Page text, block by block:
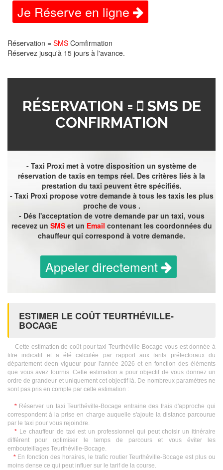
Je Réserve en ligne
Réservation = SMS Comfirmation
Réservez jusqu'à 15 jours à l'avance.
RÉSERVATION =
SMS DE
CONFIRMATION
- Taxi Proxi met à votre disposition un système de
réservation de taxis en temps réel. Des critères liés à la
prestation du taxi peuvent être spécifiés.
- Taxi Proxi propose votre demande à tous les taxis les plus
proche de vous .
- Dés l'acceptation de votre demande par un taxi, vous
recevez un SMSet un Email contenant les coordonnées du
chauffeur qui correspond à votre demande.
Appeler directement
ESTIMER LE COÛT TEURTHÉVILLE-
BOCAGE
Cette estimation de coût pour taxi Teurthéville-Bocage vous est donnée à
titre indicatif et a été calculée par rapport aux tarifs préfectoraux du
département deen vigueur pour l'année 2026 et en fonction des éléments
que vous avez fournis. Cette estimation a pour objectif de vous donnez un
ordre de grandeur et uniquement cet objectif là. De nombreux paramètres ne
sont pas pris en compte par cette estimation :
*Réserver un taxi Teurthéville-Bocage entraine des frais d'approche qui
correspondent à la prise en charge auquelle s'ajoute la distance parcourue
par le taxi pour vous rejoindre.
* Le chauffeur de taxi est un professionnel qui peut choisir un itinéraire
différent pour optimiser le temps de parcours et vous éviter les
embouteillages Teurthéville-Bocage.
*En fonction des horaires, le trafic routier Teurthéville-Bocage est plus ou
moins dense ce qui peut influer sur le tarif de la course.